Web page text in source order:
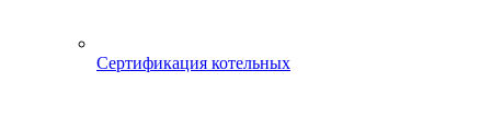
Сертификация котельных